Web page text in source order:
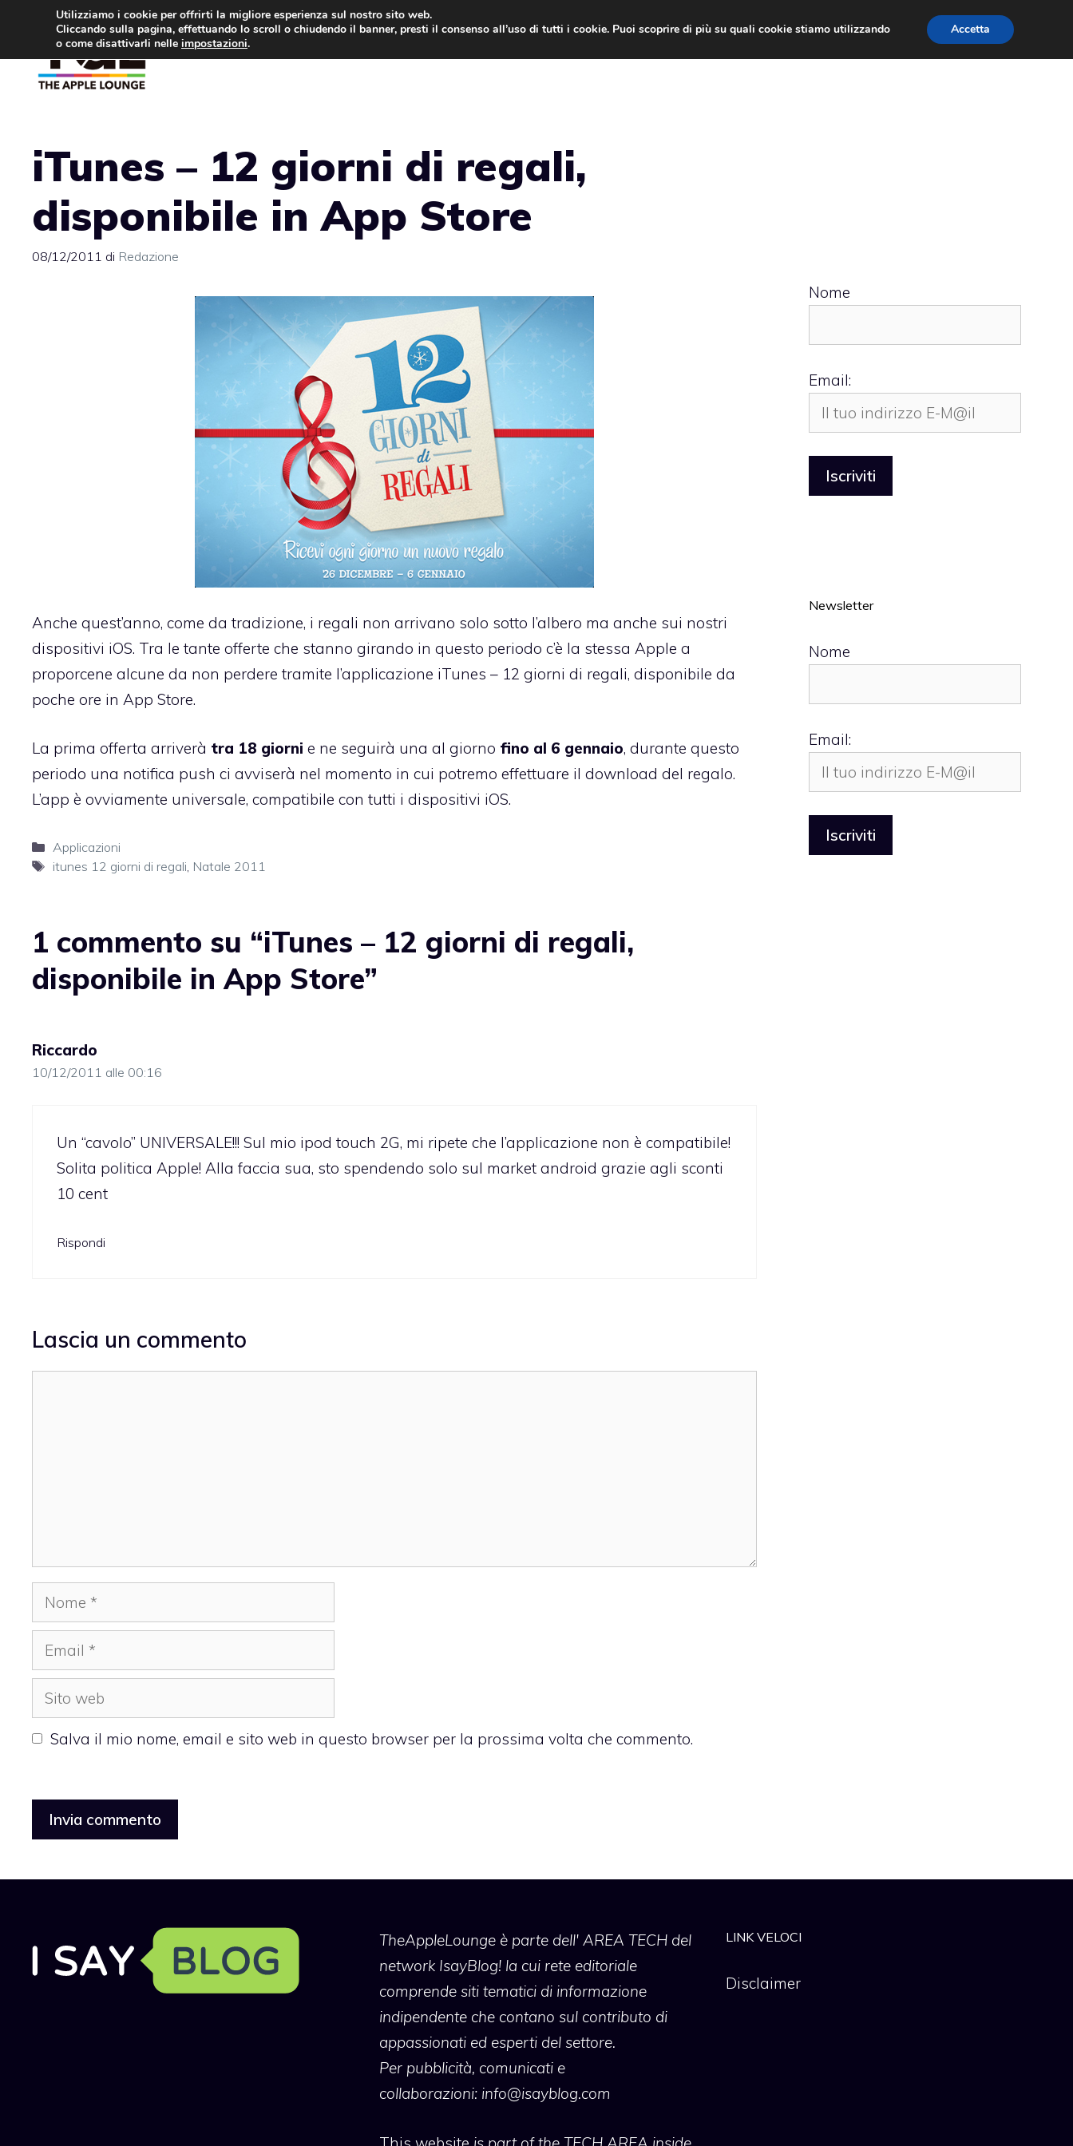
contenuto
iTunes – 12 giorni di regali,
disponibile in App Store
08/12/2011 di Redazione
Anche quest’anno, come da tradizione, i regali non arrivano solo sotto l’albero ma anche sui nostri
dispositivi iOS. Tra le tante offerte che stanno girando in questo periodo c’è la stessa Apple a
proporcene alcune da non perdere tramite l’applicazione iTunes – 12 giorni di regali, disponibile da
poche ore in App Store.
La prima offerta arriverà tra 18 giorni e ne seguirà una al giorno fino al 6 gennaio, durante questo
periodo una notifica push ci avviserà nel momento in cui potremo effettuare il download del regalo.
L’app è ovviamente universale, compatibile con tutti i dispositivi iOS.
Categorie
Applicazioni
Tag
itunes 12 giorni di regali, Natale 2011
1 commento su “iTunes – 12 giorni di regali,
disponibile in App Store”
Riccardo
10/12/2011 alle 00:16
Un “cavolo” UNIVERSALE!!! Sul mio ipod touch 2G, mi ripete che l’applicazione non è compatibile!
Solita politica Apple! Alla faccia sua, sto spendendo solo sul market android grazie agli sconti
10 cent
Rispondi
Lascia un commento
Nome
Email
Sito
web
Salva il mio nome, email e sito web in questo browser per la prossima volta che commento.
Nome
Email:
Newsletter
Nome
Email:
TheAppleLoungeè parte dell' AREA TECH del
network IsayBlog! la cui rete editoriale
comprende siti tematici di informazione
indipendente che contano sul contributo di
appassionati ed esperti del settore.
Per pubblicità, comunicati e
collaborazioni: info@isayblog.com
LINK VELOCI
Disclaimer
Utilizziamo i cookie per offrirti la migliore esperienza sul nostro sito web.
Cliccando sulla pagina, effettuando lo scroll o chiudendo il banner, presti il consenso all’uso di tutti i cookie. Puoi scoprire di più su quali cookie stiamo utilizzando
o come disattivarli nelle impostazioni.
Accetta